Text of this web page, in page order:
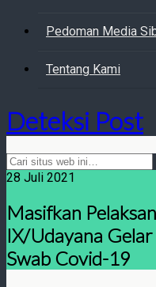
Pedoman Media
Tentang Kami
Deteksi Post
28 Juli 2021
Masifkan
IX/Udayana
Swab Covid-19